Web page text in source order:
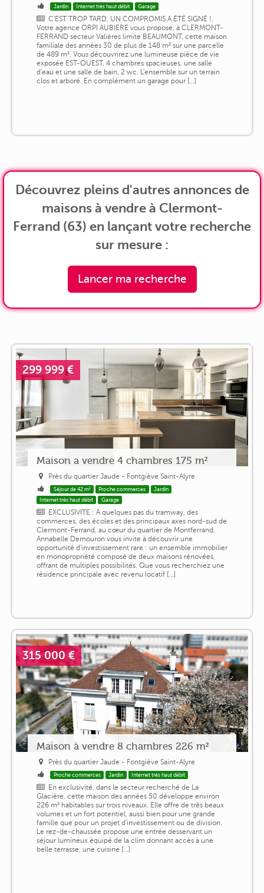
Jardin Internet très haut débit Garage
C'EST TROP TARD, UN COMPROMIS A ÉTÉ SIGNÉ !.
Votre agence ORPI AUBIERE vous propose, à CLERMONT-
FERRAND secteur Valières limite BEAUMONT, cette maison
familiale des années 30 de plus de 148 m² sur une parcelle
de 489 m². Vous découvrirez une lumineuse pièce de vie
exposée EST-OUEST, 4 chambres spacieuses, une salle
d'eau et une salle de bain, 2 wc. L'ensemble sur un terrain
clos et arboré. En complément un garage pour [...]
Découvrez pleins d'autres annonces de
maisons à vendre à Clermont-
Ferrand (63) en lançant votre recherche
sur mesure :
Lancer ma recherche
299 999 €
Maison a vendre 4 chambres 175 m²
Près du quartier Jaude - Fontgiève Saint-Alyre
Séjour de 42 m² Proche commerces
Jardin
Internet très haut débit
Garage
EXCLUSIVITE : À quelques pas du tramway, des
commerces, des écoles et des principaux axes nord-sud de
Clermont-Ferrand, au cœur du quartier de Montferrand,
Annabelle Demouron vous invite à découvrir une
opportunité d'investissement rare : un ensemble immobilier
en monopropriété composé de deux maisons rénovées,
offrant de multiples possibilités. Que vous recherchiez une
résidence principale avec revenu locatif [...]
315 000 €
Maison à vendre 8 chambres 226 m²
Près du quartier Jaude - Fontgiève Saint-Alyre
Proche commerces Jardin Internet très haut débit
En exclusivité, dans le secteur recherché de La
Glacière, cette maison des années 50 développe environ
226 m² habitables sur trois niveaux. Elle offre de très beaux
volumes et un fort potentiel, aussi bien pour une grande
famille que pour un projet d'investissement ou de division.
Le rez-de-chaussée propose une entrée desservant un
séjour lumineux équipé de la clim donnant accès à une
belle terrasse, une cuisine [...]